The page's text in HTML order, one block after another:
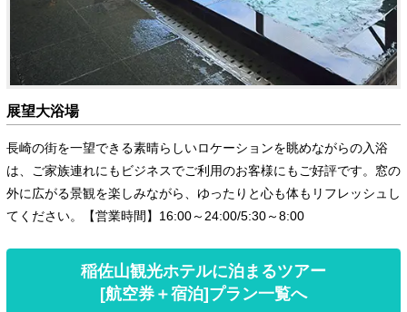
展望大浴場
長崎の街を一望できる素晴らしいロケーションを眺めながらの入浴
は、ご家族連れにもビジネスでご利用のお客様にもご好評です。窓の
外に広がる景観を楽しみながら、ゆったりと心も体もリフレッシュし
てください。【営業時間】16:00～24:00/5:30～8:00
稲佐山観光ホテルに泊まるツアー
[航空券＋宿泊]プラン一覧へ